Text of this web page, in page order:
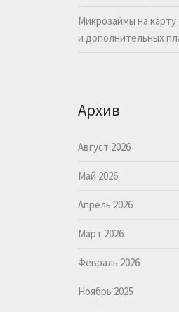
Микрозаймы на
и дополнительных
Архив
Август 2026
Май 2026
Апрель 2026
Март 2026
Февраль 2026
Ноябрь 2025